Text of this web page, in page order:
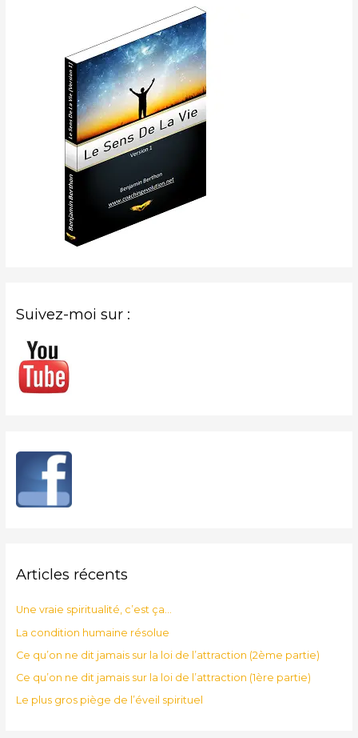
Suivez-moi sur :
Articles récents
Une vraie spiritualité, c’est ça…
La condition humaine résolue
Ce qu’on ne dit jamais sur la loi de l’attraction (2ème partie)
Ce qu’on ne dit jamais sur la loi de l’attraction (1ère partie)
Le plus gros piège de l’éveil spirituel